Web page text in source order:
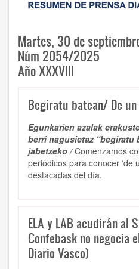
Martes, 30 de
Núm 2054/2025
Año XXXVIII
Begiratu batean/ De
Egunkarien azalak
berri nagusietaz “begiratu
jabetzeko /Comenzamos
periódicos para conocer ‘de
destacadas del día.
ELA y LAB acudirán al
Confebask no negocia
Diario Vasco)